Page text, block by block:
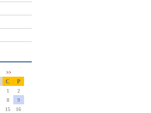
>>
C P
1
2
8
9
15
16